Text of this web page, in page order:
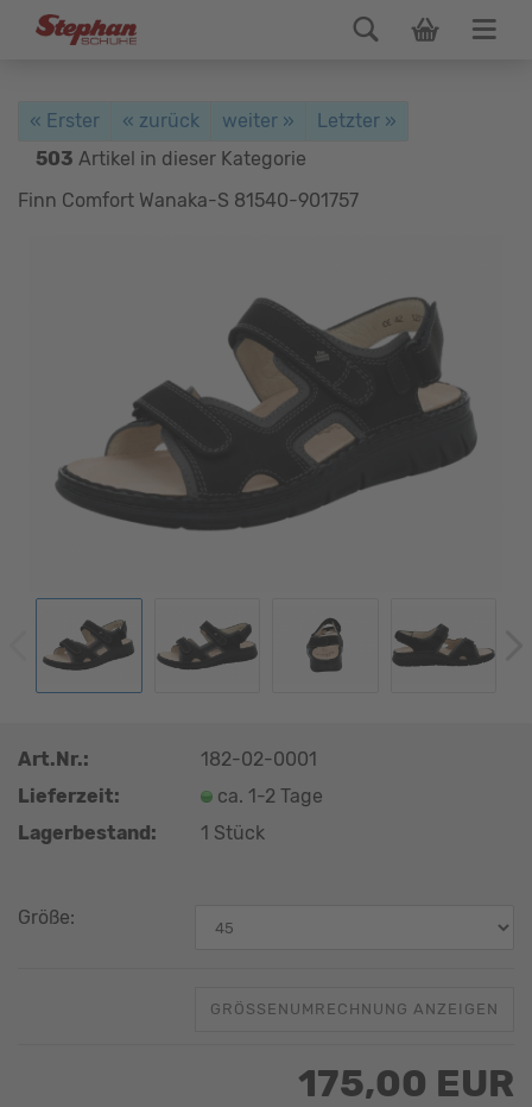
« Erster « zurück weiter »
Letzter »
503 Artikel in dieser Kategorie
Finn Comfort Wanaka-S 81540-901757
Art.Nr.:
182-02-0001
Lieferzeit:
ca. 1-2 Tage
Lagerbestand:
1 Stück
Größe:
GRÖSSENUMRECHNUNG ANZEIGEN
175,00 EUR